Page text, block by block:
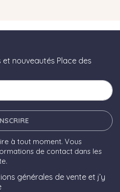
nouveautés Place des
à tout moment. Vous
de contact dans les
générales de vente et j’y